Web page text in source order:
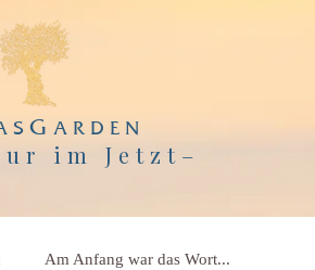
G ARDEN
im Jetzt –
Am Anfang war das Wort...